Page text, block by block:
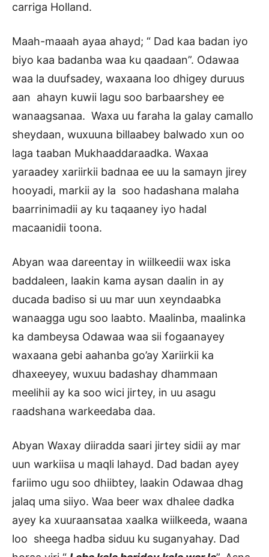
carriga Holland.
Maah-maaah ayaa ahayd; “ Dad kaa badan iyo
biyo kaa badanba waa ku qaadaan”. Odawaa
waa la duufsadey, waxaana loo dhigey duruus
aan ahayn kuwii lagu soo barbaarshey ee
wanaagsanaa. Waxa uu faraha la galay camallo
sheydaan, wuxuuna billaabey balwado xun oo
laga taaban Mukhaaddaraadka. Waxaa
yaraadey xariirkii badnaa ee uu la samayn jirey
hooyadi, markii ay la soo hadashana malaha
baarrinimadii ay ku taqaaney iyo hadal
macaanidii toona.
Abyan waa dareentay in wiilkeedii wax iska
baddaleen, laakin kama aysan daalin in ay
ducada badiso si uu mar uun xeyndaabka
wanaagga ugu soo laabto. Maalinba, maalinka
ka dambeysa Odawaa waa sii fogaanayey
waxaana gebi aahanba go’ay Xariirkii ka
dhaxeeyey, wuxuu badashay dhammaan
meelihii ay ka soo wici jirtey, in uu asagu
raadshana warkeedaba daa.
Abyan Waxay diiradda saari jirtey sidii ay mar
uun warkiisa u maqli lahayd. Dad badan ayey
fariimo ugu soo dhiibtey, laakin Odawaa dhag
jalaq uma siiyo. Waa beer wax dhalee dadka
ayey ka xuuraansataa xaalka wiilkeeda, waana
loo sheega hadba siduu ku suganyahay. Dad